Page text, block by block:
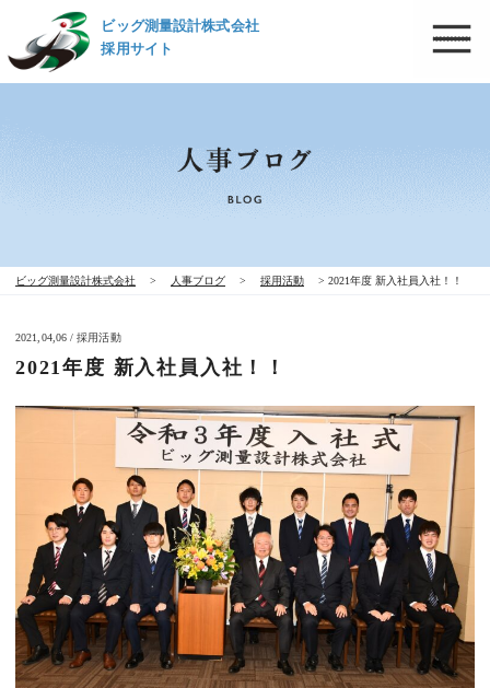
ビッグ測量設計株式会社
採用サイト
ビッグ測量設計株式会社 > 人事ブログ > 採用活動 > 2021年度 新入社員入社！！
2021,04,06 / 採用活動
2021年度 新入社員入社！！